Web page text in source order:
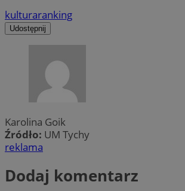
kulturaranking
Udostępnij
Karolina Goik
Źródło: UM Tychy
reklama
Dodaj komentarz